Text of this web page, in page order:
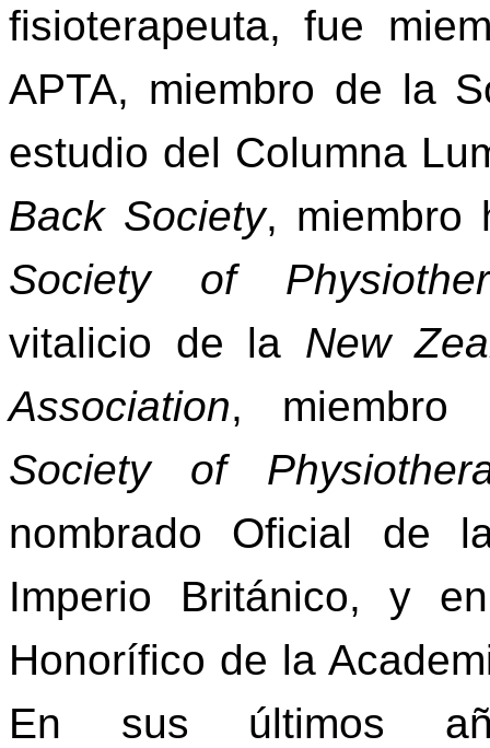
fisioterapeuta, fue
APTA, miembro de la
estudio del Columna
Back Society, miembro
Society of
vitalicio de la New
Association,
Society of
nombrado Oficial de
Imperio Británico, y
Honorífico de la
En sus últimos